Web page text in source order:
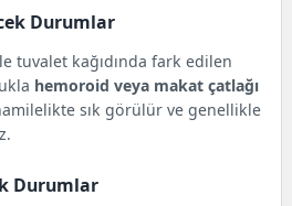
Durumlar
tuvalet kağıdında fark edilen
hemoroid veya makat çatlağı
sık görülür ve genellikle
Durumlar